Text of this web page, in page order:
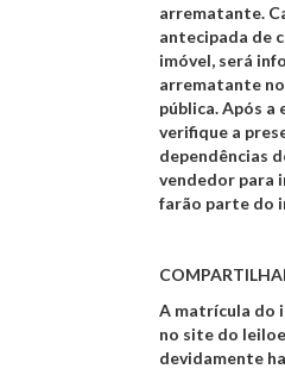
arrematante.
antecipada de
imóvel, será
arrematante
pública. Após
verifique a
dependências
vendedor para
farão parte do
A matrícula do
no site do
devidamente